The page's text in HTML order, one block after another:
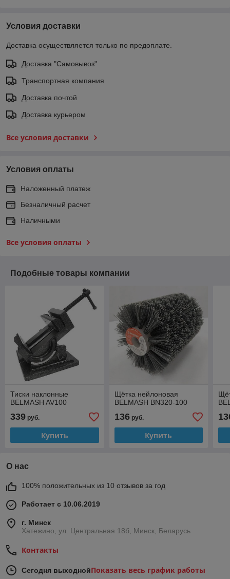
Условия доставки
Доставка осуществляется только по предоплате.
Доставка "Самовывоз"
Транспортная компания
Доставка почтой
Доставка курьером
Все условия доставки
Условия оплаты
Наложенный платеж
Безналичный расчет
Наличными
Все условия оплаты
Подобные товары компании
Тиски наклонные
BELMASH AV100
339 руб.
Купить
Щётка нейлоновая
BELMASH BN320-100
136руб.
Купить
О нас
100% положительных из 10 отзывов за год
Работает с 10.06.2019
г. Минск
Хатежино, ул. Центральная 18б, Минск, Беларусь
Контакты
Сегодня выходнойПоказать весь график работы